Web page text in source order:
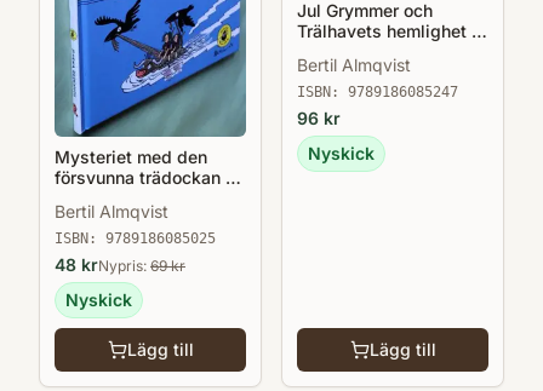
och konsten.»Den nivå av självinsikt som
Friedrich Nietzsche uppnådde har ingen
annan människa uppnått och ingen annan
lär göra det heller.« Sigmund Freud
Mysteriet med den
försvunna trädockan -
Bertil Almqvist
ISBN: 9789186085025
48 krNypris: 69kr
Nyskick
Lägg till
Jul Grymmer och
Trälhavets hemlighet &
issmockimatchen -
Barna Hedenhös 10
Bertil Almqvist
ISBN: 9789186085247
96 kr
Nyskick
Lägg till